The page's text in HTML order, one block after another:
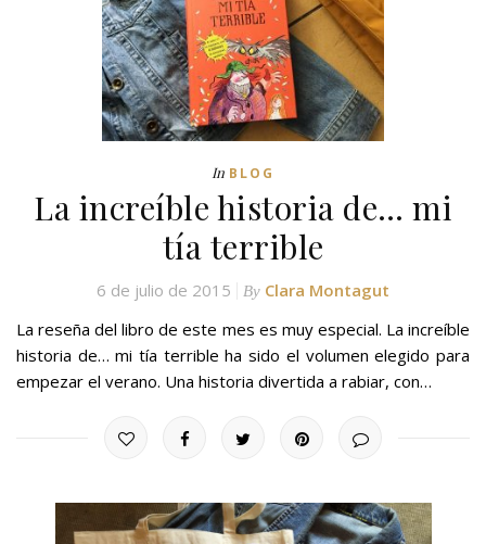
In BLOG
La increíble historia de… mi
tía terrible
6 de julio de 2015 By Clara Montagut
La reseña del libro de este mes es muy especial. La increíble
historia de… mi tía terrible ha sido el volumen elegido para
empezar el verano. Una historia divertida a rabiar, con…